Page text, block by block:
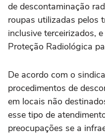
de descontaminação
roupas utilizadas pelos
inclusive terceirizados,
Proteção Radiológica
De acordo com o
procedimentos de
em locais não
esse tipo de
preocupações se a